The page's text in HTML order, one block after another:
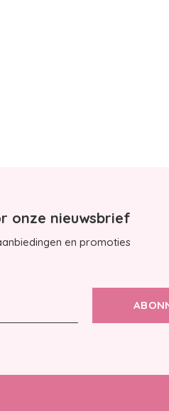
onze nieuwsbrief
en promoties